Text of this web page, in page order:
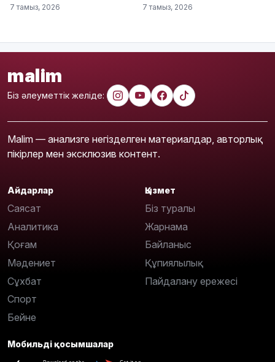
7 тамыз, 2026 7 тамыз, 2026
malim
Біз әлеуметтік желіде:
Malim — анализге негізделген материалдар, авторлық
пікірлер мен эксклюзив контент.
Айдарлар
Саясат
Аналитика
Қоғам
Мәдениет
Сұхбат
Спорт
Бейне
Қызмет
Біз туралы
Жарнама
Байланыс
Құпиялылық
Пайдалану ережесі
Мобильді қосымшалар